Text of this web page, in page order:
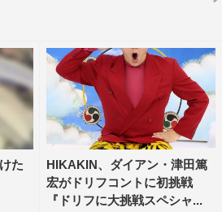
た
HIKAKIN、ダイアン・津田篤
宏がドリフコントに初挑戦
『ドリフに大挑戦スペシャ...